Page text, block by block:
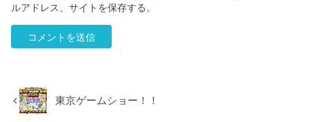
ルアドレス、サイトを保存する。
東京ゲームショー！！